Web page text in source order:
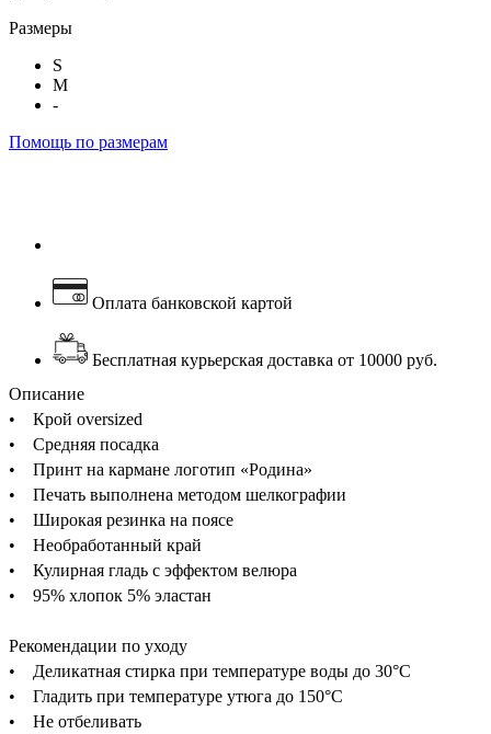
Описание
• Крой oversized
• Средняя посадка
• Принт на кармане логотип «Родина»
• Печать выполнена методом шелкографии
• Широкая резинка на поясе
• Необработанный край
• Кулирная гладь с эффектом велюра
• 95% хлопок 5% эластан
Рекомендации по уходу
• Деликатная стирка при температуре воды до 30°C
• Гладить при температуре утюга до 150°C
• Не отбеливать
Размеры
S
M
-
Помощь по размерам
Оплата банковской картой
Бесплатная курьерская доставка от 10000 руб.